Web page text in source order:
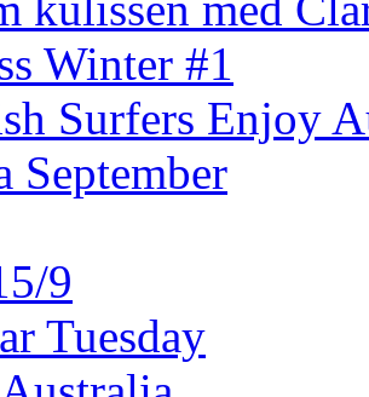
Winter #1
Surfers Enjoy
September
9
Tuesday